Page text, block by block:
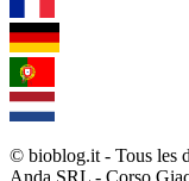
© bioblog.it - Tous les
Anda SRL - Corso